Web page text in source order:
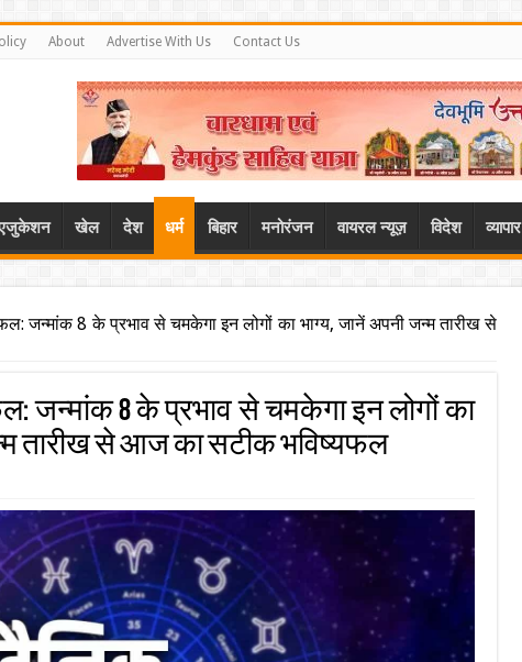
About Advertise With Us Contact Us
खेल देश धर्म बिहार मनोरंजन वायरल न्यूज़ विदेश व्यापार
जन्मांक 8 के प्रभाव से चमकेगा इन लोगों का भाग्य, जानें अपनी जन्म तारीख से
जन्मांक 8 के प्रभाव से चमकेगा इन लोगों का
तारीख से आज का सटीक भविष्यफल